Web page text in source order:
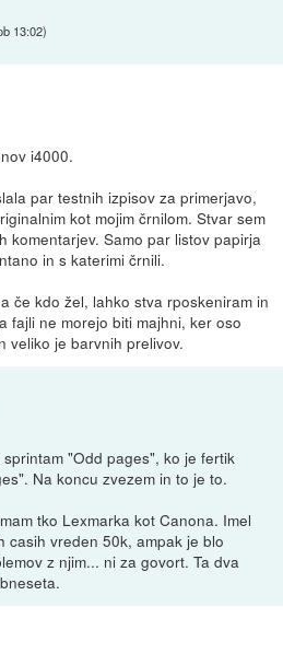
13:02)
i4000.
par testnih izpisov za primerjavo,
kot mojim črnilom. Stvar sem
komentarjev. Samo par listov papirja
in s katerimi črnili.
če kdo žel, lahko stva rposkeniram in
fajli ne morejo biti majhni, ker oso
veliko je barvnih prelivov.
"Odd pages", ko je fertik
Na koncu zvezem in to je to.
tko Lexmarka kot Canona. Imel
casih vreden 50k, ampak je blo
z njim... ni za govort. Ta dva